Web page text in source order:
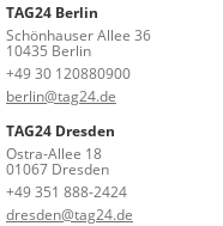
TAG24 Berlin
Schönhauser Allee 36
10435 Berlin
+49 30 120880900
berlin@tag24.de
TAG24 Dresden
Ostra-Allee 18
01067 Dresden
+49 351 888-2424
dresden@tag24.de